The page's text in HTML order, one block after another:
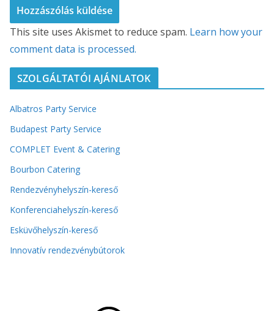
This site uses Akismet to reduce spam. Learn how your
comment data is processed.
SZOLGÁLTATÓI AJÁNLATOK
Albatros Party Service
Budapest Party Service
COMPLET Event & Catering
Bourbon Catering
Rendezvényhelyszín-kereső
Konferenciahelyszín-kereső
Esküvőhelyszín-kereső
Innovatív rendezvénybútorok